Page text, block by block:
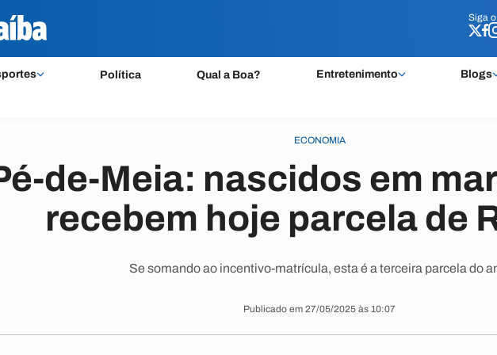
Siga o
Política Qual a Boa? Entretenimento Blogs
Siga o
ECONOMIA
de-Meia: nascidos em
recebem hoje parcela de
Se somando ao incentivo-matrícula, esta é a terceira parcela do
Publicado em 27/05/2025 às 10:07